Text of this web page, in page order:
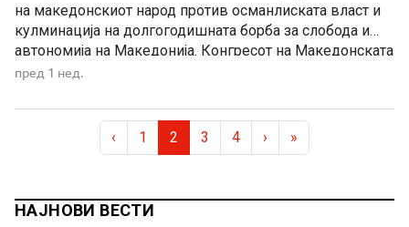
на македонскиот народ против османлиската власт и
кулминација на долгогодишната борба за слобода и
автономија на Македонија. Конгресот на Македонската
револуционерна организација, одржан во Солун, донел
што неговото започнување и водење им биле
препуштени на окружните комитети. Конгресот на
Битолскиот револуционерен округ, […]
пред 1 нед.
‹ Page
1 Current Page
2 Page
3 Page
4 › »
НАЈНОВИ ВЕСТИ